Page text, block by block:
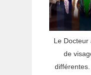
Le Docteur
de